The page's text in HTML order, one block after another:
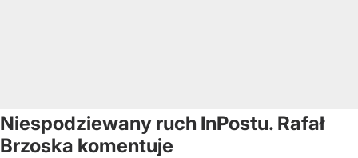
Niespodziewany ruch InPostu. Rafał
Brzoska komentuje